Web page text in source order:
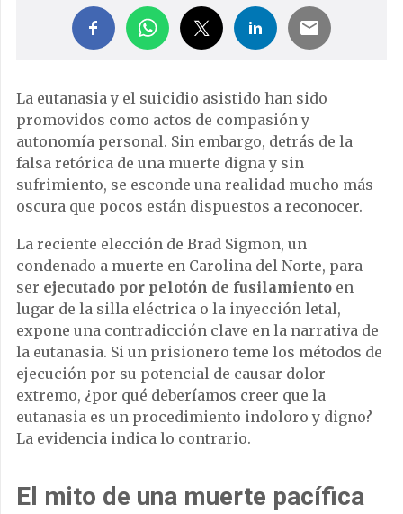
La eutanasia y el suicidio asistido han sido
promovidos como actos de compasión y
autonomía personal. Sin embargo, detrás de la
falsa retórica de una muerte digna y sin
sufrimiento, se esconde una realidad mucho más
oscura que pocos están dispuestos a reconocer.
La reciente elección de Brad Sigmon, un
condenado a muerte en Carolina del Norte, para
ser ejecutado por pelotón de fusilamiento en
lugar de la silla eléctrica o la inyección letal,
expone una contradicción clave en la narrativa de
la eutanasia. Si un prisionero teme los métodos de
ejecución por su potencial de causar dolor
extremo, ¿por qué deberíamos creer que la
eutanasia es un procedimiento indoloro y digno?
La evidencia indica lo contrario.
El mito de una muerte pacífica